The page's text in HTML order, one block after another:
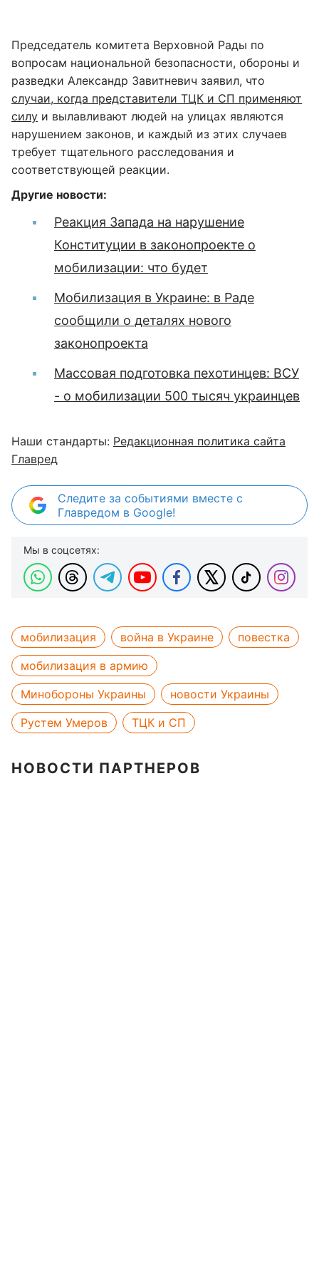
Председатель комитета Верховной Рады по
вопросам национальной безопасности, обороны и
разведки Александр Завитневич заявил, что
случаи, когда представители ТЦК и СП применяют
силу и вылавливают людей на улицах являются
нарушением законов, и каждый из этих случаев
требует тщательного расследования и
соответствующей реакции.
Другие новости:
Реакция Запада на нарушение
Конституции в законопроекте о
мобилизации: что будет
Мобилизация в Украине: в Раде
сообщили о деталях нового
законопроекта
Массовая подготовка пехотинцев: ВСУ
- о мобилизации 500 тысяч украинцев
Наши стандарты: Редакционная политика сайта
Главред
Следите за событиями вместе с
Главредом в Google!
Мы в соцсетях:
мобилизация война в Украине
повестка
мобилизация в армию
Минобороны Украины
новости Украины
Рустем Умеров
ТЦК и СП
НОВОСТИ ПАРТНЕРОВ